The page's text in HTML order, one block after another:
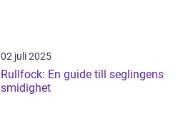
02 juli 2025
Rullfock: En guide till seglingens
smidighet